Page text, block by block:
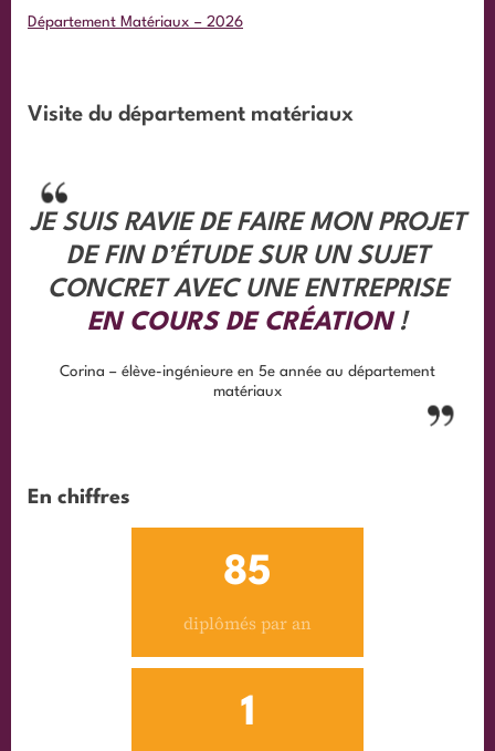
Département Matériaux – 2026
Visite du département matériaux
JE SUIS RAVIE DE FAIRE MON PROJET
DE FIN D’ÉTUDE SUR UN SUJET
CONCRET AVEC UNE ENTREPRISE
EN COURS DE CRÉATION!
Corina – élève-ingénieure en 5e année au département
matériaux
En chiffres
85
diplômés par an
1